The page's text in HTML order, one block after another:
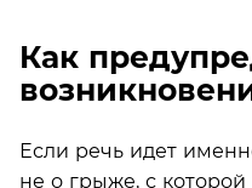
Как
Если речь идет
не о грыже, с